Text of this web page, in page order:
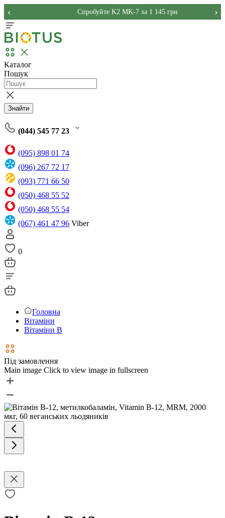
Спробуйте K2 MK-7 за 1 145 грн
‹ ›
Каталог
Пошук
Знайти
(044) 545 77 23
(095) 898 01 74
(096) 267 72 17
(093) 771 66 50
(050) 468 55 52
(050) 468 55 54
(067) 461 47 96 Viber
0
Головна
Вітаміни
Вітаміни В
Під замовлення
Main image Click to view image in fullscreen